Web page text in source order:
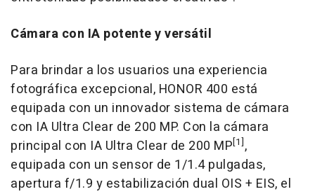
Cámara con IA potente y versátil
Para brindar a los usuarios una experiencia
fotográfica excepcional, HONOR 400 está
equipada con un innovador sistema de cámara
con IA Ultra Clear de 200 MP. Con la cámara
principal con IA Ultra Clear de 200 MP[1],
equipada con un sensor de 1/1.4 pulgadas,
apertura f/1.9 y estabilización dual OIS + EIS, el